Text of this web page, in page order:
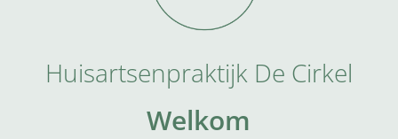
Huisartsenpraktijk De Cirkel
Welkom